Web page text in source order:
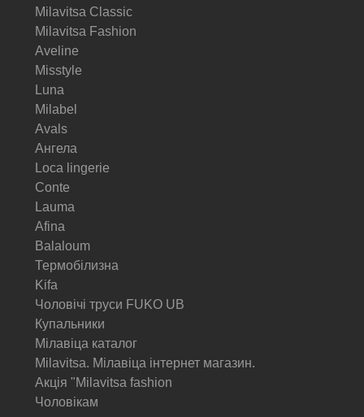
Milavitsa Classic
Milavitsa Fashion
Aveline
Misstyle
Luna
Milabel
Avals
Ангела
Loca lingerie
Conte
Lauma
Afina
Balaloum
Термобілизна
Kifa
Чоловічі труси FUKO UB
Купальники
Мілавіца каталог
Milavitsa. Мілавіца інтернет магазин.
Акція "Milavitsa fashion
Чоловікам